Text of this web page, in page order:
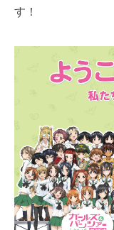
す！